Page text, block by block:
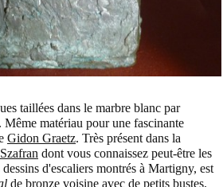
taillées dans le marbre blanc par
matériau pour une fascinante
Gidon Graetz. Très présent dans la
dont vous connaissez peut-être les
d'escaliers montrés à Martigny, est
de bronze voisine avec de petits bustes.